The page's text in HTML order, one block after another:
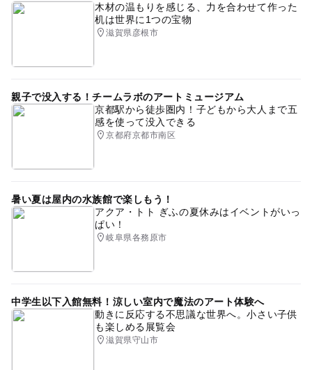
木材の温もりを感じる、力を合わせて作った
机は世界に1つの宝物
滋賀県彦根市
親子で没入する！チームラボのアートミュージアム
京都駅から徒歩圏内！子どもから大人まで五
感を使って没入できる
京都府京都市南区
暑い夏は屋内の水族館で楽しもう！
アクア・トト ぎふの夏休みはイベントがいっ
ぱい！
岐阜県各務原市
中学生以下入館無料！涼しい室内で魔法のアート体験へ
動きに反応する不思議な世界へ。小さい子供
も楽しめる展覧会
滋賀県守山市